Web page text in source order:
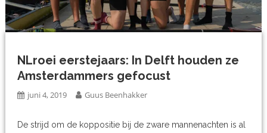
NLroei eerstejaars: In Delft houden ze
Amsterdammers gefocust
juni 4, 2019 Guus Beenhakker
De strijd om de koppositie bij de zware mannenachten is al